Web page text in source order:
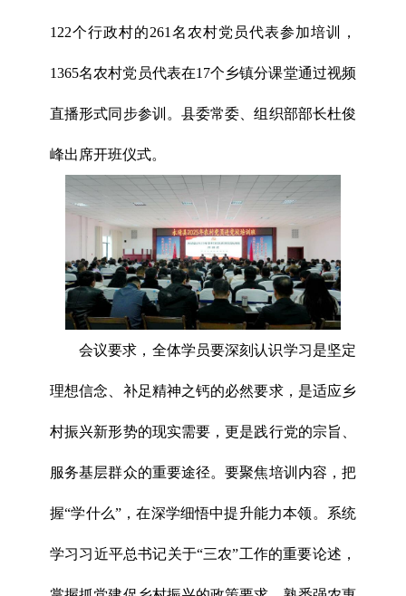
122个行政村的261名农村党员代表参加培训，
1365名农村党员代表在17个乡镇分课堂通过视频
直播形式同步参训。县委常委、组织部部长杜俊
峰出席开班仪式。
会议要求，全体学员要深刻认识学习是坚定
理想信念、补足精神之钙的必然要求，是适应乡
村振兴新形势的现实需要，更是践行党的宗旨、
服务基层群众的重要途径。要聚焦培训内容，把
握“学什么”，在深学细悟中提升能力本领。系统
学习习近平总书记关于“三农”工作的重要论述，